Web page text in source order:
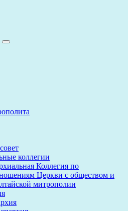
коллегии
Коллегия по
Церкви с обществом и
митрополии